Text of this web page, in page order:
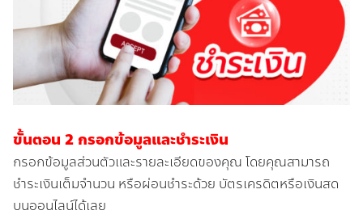
ขั้นตอน 2 กรอกข้อมูลและชำระเงิน
กรอกข้อมูลส่วนตัวและรายละเอียดของคุณ โดยคุณสามารถ
ชำระเงินเต็มจำนวน หรือผ่อนชำระด้วย บัตรเครดิตหรือเงินสด
บนออนไลน์ได้เลย